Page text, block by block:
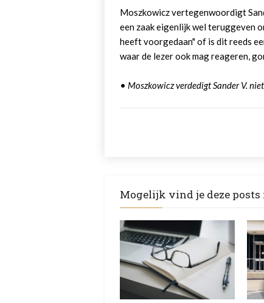
Moszkowicz vertegenwoordigt
een zaak eigenlijk wel teruggeven
heeft voorgedaan" of is dit reeds
waar de lezer ook mag reageren,
• Moszkowicz verdedigt Sander V. niet
Mogelijk vind je deze